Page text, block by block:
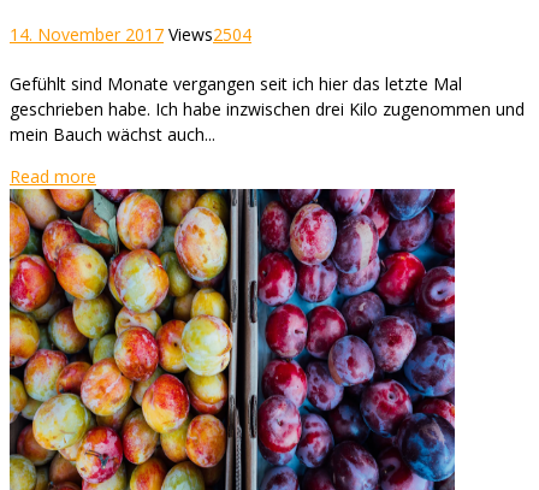
14. November 2017 Views2504
Gefühlt sind Monate vergangen seit ich hier das letzte Mal
geschrieben habe. Ich habe inzwischen drei Kilo zugenommen und
mein Bauch wächst auch...
Read more